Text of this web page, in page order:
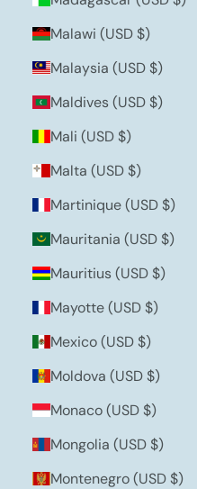
Malawi (USD $)
Malaysia (USD $)
Maldives (USD $)
Mali (USD $)
Malta (USD $)
Martinique (USD $)
Mauritania (USD $)
Mauritius (USD $)
Mayotte (USD $)
Mexico (USD $)
Moldova (USD $)
Monaco (USD $)
Mongolia (USD $)
Montenegro (USD $)